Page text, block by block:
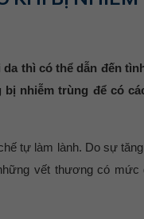
thì có thể dẫn đến
nhiễm trùng để có
tự làm lành. Do sự
vết thương có